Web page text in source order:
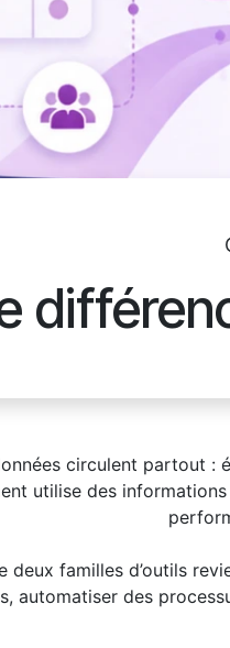
circulent partout :
utilise des
deux familles d’outils
automatiser des